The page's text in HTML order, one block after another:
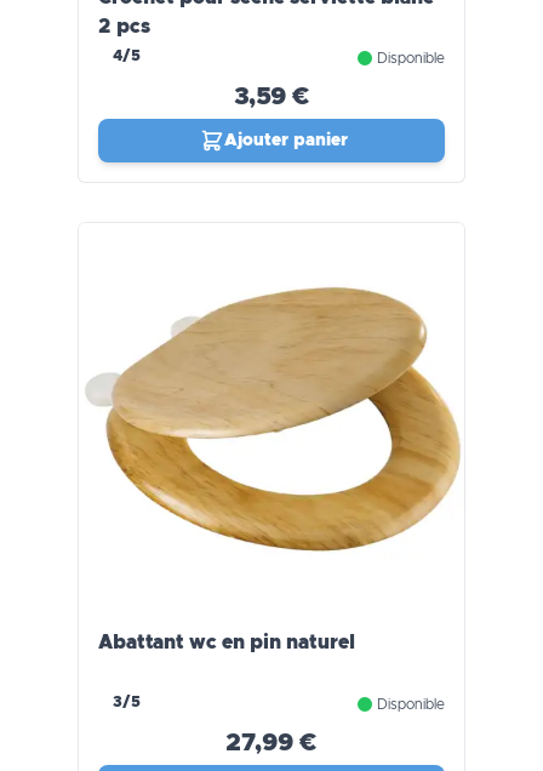
2 pcs
4/5 Disponible
3,59 €
Ajouter panier
Abattant wc en pin naturel
3/5 Disponible
27,99 €